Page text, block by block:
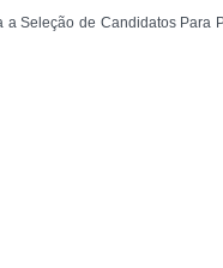
a Seleção de Candidatos Para